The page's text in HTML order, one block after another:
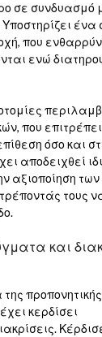
σε συνδυασμό
ένα
που
ενώ
που
όσο και
αποδειχθεί
αξιοποίηση
τους
και
κερδίσει